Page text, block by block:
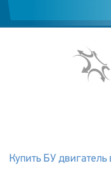
Купить БУ двигатель